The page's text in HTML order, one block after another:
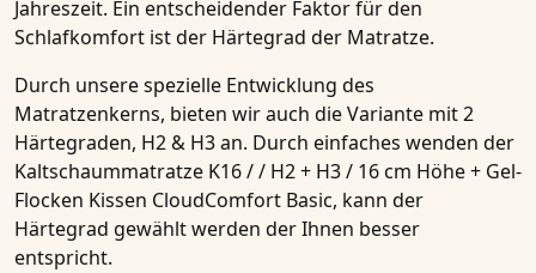
Jahreszeit. Ein entscheidender Faktor für den
Schlafkomfort ist der Härtegrad der Matratze.
Durch unsere spezielle Entwicklung des
Matratzenkerns, bieten wir auch die Variante mit 2
Härtegraden, H2 & H3an. Durch einfaches wenden der
Kaltschaummatratze K16 / / H2 + H3 / 16 cm Höhe + Gel-
Flocken Kissen CloudComfort Basic, kann der
Härtegrad gewählt werden der Ihnen besser
entspricht.